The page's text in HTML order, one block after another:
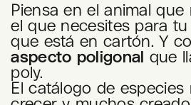
Piensa en el animal
el que necesites para
que está en cartón. Y
aspecto poligonal que
poly.
El catálogo de